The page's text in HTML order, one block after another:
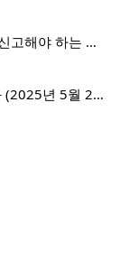
IRS가 주목하는 암호화폐(Crypto): 반드시 신고해야 하는 이유와 방법
도날드 트럼프 대통령 세금 법안, 하원 통과 (2025년 5월 22일)